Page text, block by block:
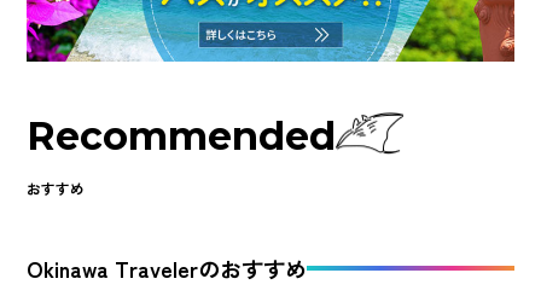
Recommended
おすすめ
Okinawa Travelerのおすすめ